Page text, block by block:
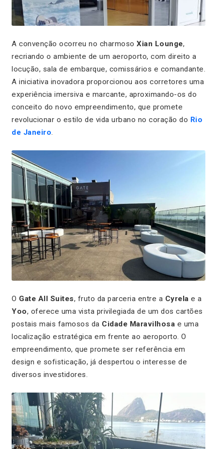
A convenção ocorreu no charmoso Xian Lounge,
recriando o ambiente de um aeroporto, com direito a
locução, sala de embarque, comissários e comandante.
A iniciativa inovadora proporcionou aos corretores uma
experiência imersiva e marcante, aproximando-os do
conceito do novo empreendimento, que promete
revolucionar o estilo de vida urbano no coração do Rio
de Janeiro.
O Gate All Suites, fruto da parceria entre a Cyrela e a
Yoo, oferece uma vista privilegiada de um dos cartões
postais mais famosos da Cidade Maravilhosa e uma
localização estratégica em frente ao aeroporto. O
empreendimento, que promete ser referência em
design e sofisticação, já despertou o interesse de
diversos investidores.